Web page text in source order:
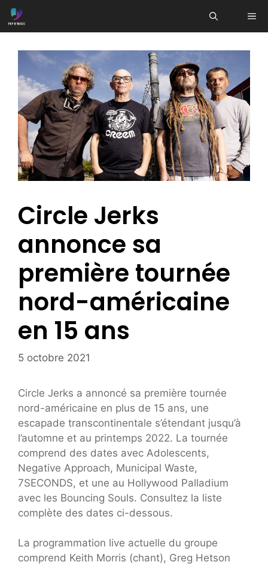
Aller
au
Circle Jerks
annonce sa
première tournée
nord-américaine
en 15 ans
5 octobre 2021
Circle Jerks a annoncé sa première tournée
nord-américaine en plus de 15 ans, une
escapade transcontinentale s’étendant jusqu’à
l’automne et au printemps 2022. La tournée
comprend des dates avec Adolescents,
Negative Approach, Municipal Waste,
7SECONDS, et une au Hollywood Palladium
avec les Bouncing Souls. Consultez la liste
complète des dates ci-dessous.
La programmation live actuelle du groupe
comprend Keith Morris (chant), Greg Hetson